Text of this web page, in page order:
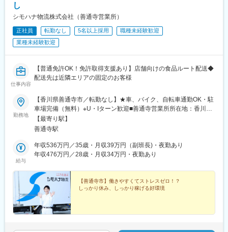
し
シモハナ物流株式会社（善通寺営業所）
正社員 転勤なし 5名以上採用
職種未経験歓迎
業種未経験歓迎
仕事内容
【普通免許OK！免許取得支援あり】店舗向けの食品ルート配送◆
配送先は近隣エリアの固定のお客様
勤務地
【香川県善通寺市／転勤なし】★車、バイク、自転車通勤OK・駐
車場完備（無料）※U・Iターン歓迎■善通寺営業所所在地：香川県
善通寺市生野町290-1※室内原則禁煙（屋外喫煙スペース有）
【最寄り駅】
善通寺駅
給与
年収536万円／35歳・月収39万円（副班長)・夜勤あり
年収476万円／28歳・月収34万円・夜勤あり
【善通寺市】働きやすくてストレスゼロ！？
しっかり休み、しっかり稼げる好環境